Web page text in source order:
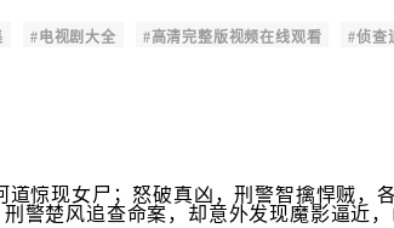
#电视剧大全 #高清完整版视频在线观看 #侦查
惊现女尸；怒破真凶，刑警智擒悍贼，
楚风追查命案，却意外发现魔影逼近，